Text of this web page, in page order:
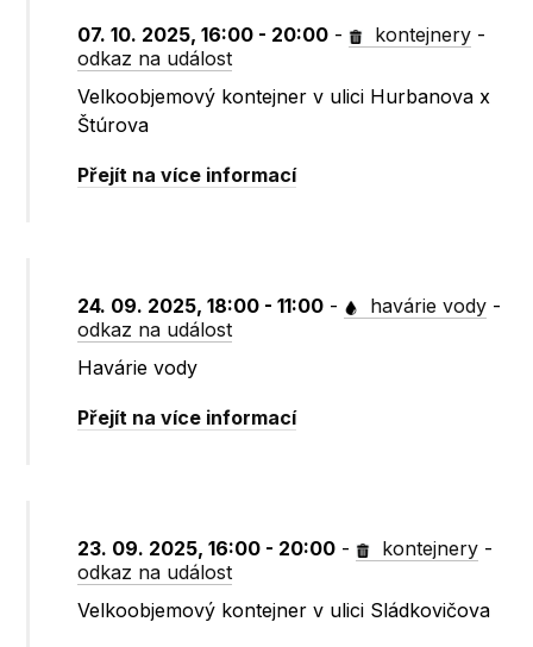
07. 10. 2025, 16:00 - 20:00 - kontejnery -
odkaz na událost
Velkoobjemový kontejner v ulici Hurbanova x
Štúrova
Přejít na více informací
24. 09. 2025, 18:00 - 11:00 - havárie vody -
odkaz na událost
Havárie vody
Přejít na více informací
23. 09. 2025, 16:00 - 20:00 - kontejnery -
odkaz na událost
Velkoobjemový kontejner v ulici Sládkovičova